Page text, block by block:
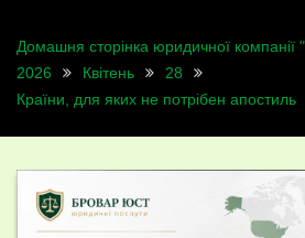
Домашня сторінка юридичної
2026
Квітень
28
Країни, для яких не потрібен апостиль